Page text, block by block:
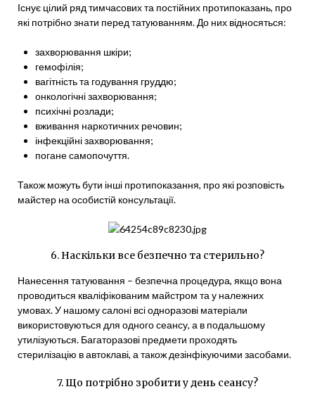
Існує цілий ряд тимчасових та постійних протипоказань, про
які потрібно знати перед татуюванням. До них відносяться:
захворювання шкіри;
гемофілія;
вагітність та годування груддю;
онкологічні захворювання;
психічні розлади;
вживання наркотичних речовин;
інфекційні захворювання;
погане самопочуття.
Також можуть бути інші протипоказання, про які розповість
майстер на особистій консультації.
6. Наскільки все безпечно та стерильно?
Нанесення татуювання – безпечна процедура, якщо вона
проводиться кваліфікованим майстром та у належних
умовах. У нашому салоні всі одноразові матеріали
використовуються для одного сеансу, а в подальшому
утилізуються. Багаторазові предмети проходять
стерилізацію в автоклаві, а також дезінфікуючими засобами.
7. Що потрібно зробити у день сеансу?